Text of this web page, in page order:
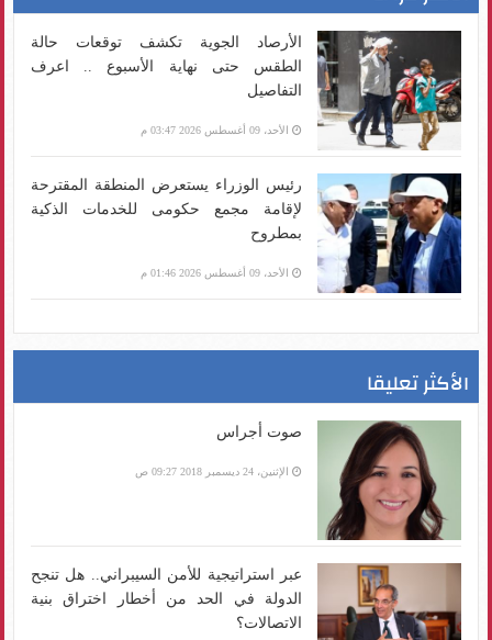
الأرصاد الجوية تكشف توقعات حالة
الطقس حتى نهاية الأسبوع .. اعرف
التفاصيل
الأحد، 09 أغسطس 2026 03:47 م
رئيس الوزراء يستعرض المنطقة المقترحة
لإقامة مجمع حكومى للخدمات الذكية
بمطروح
الأحد، 09 أغسطس 2026 01:46 م
الأكثر تعليقا
صوت أجراس
الإثنين، 24 ديسمبر 2018 09:27 ص
عبر استراتيجية للأمن السيبراني.. هل تنجح
الدولة في الحد من أخطار اختراق بنية
الاتصالات؟